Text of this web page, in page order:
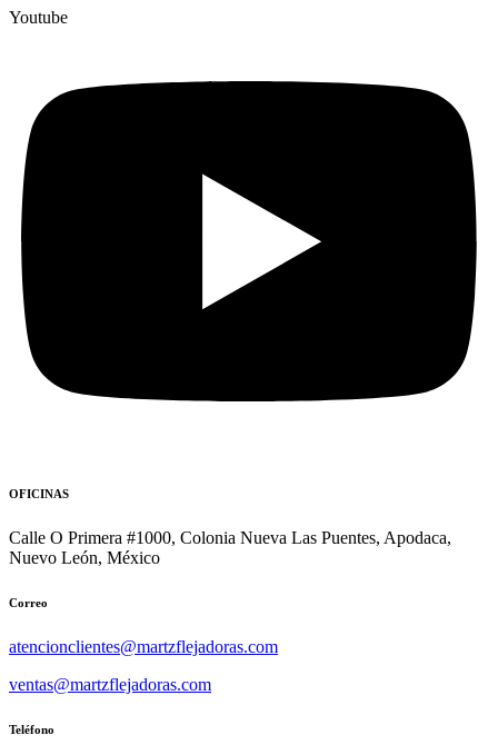
Youtube
OFICINAS
Calle O Primera #1000, Colonia Nueva Las Puentes, Apodaca,
Nuevo León, México
Correo
atencionclientes@martzflejadoras.com
ventas@martzflejadoras.com
Teléfono